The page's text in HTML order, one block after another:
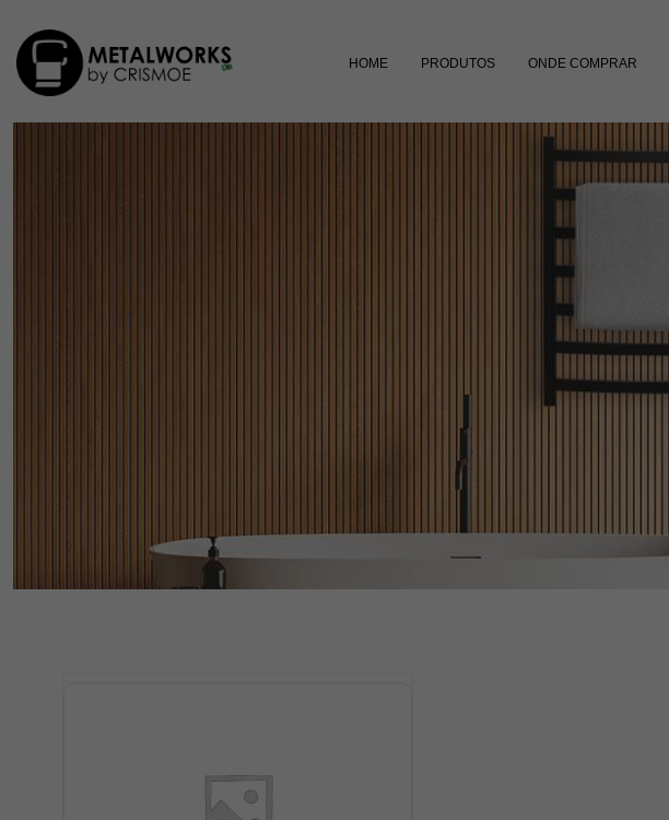
HOME PRODUTOS ONDE COMPRAR